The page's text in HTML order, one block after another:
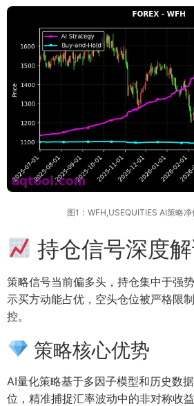
图1：WFH,USEQUITIES AI策略
持仓信号深度
策略信号当前偏多头，持仓集中于强
示买方动能占优，空头仓位被严格限
控。
策略核心优势
AI量化策略基于多因子模型和历史数
位，精准捕捉汇率波动中的非对称收